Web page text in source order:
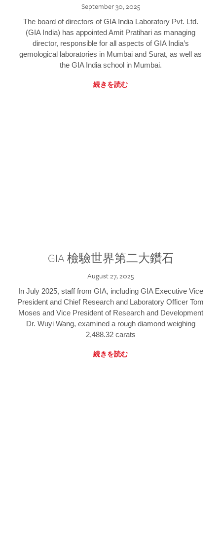
September 30, 2025
The board of directors of GIA India Laboratory Pvt. Ltd.
(GIA India) has appointed Amit Pratihari as managing
director, responsible for all aspects of GIA India’s
gemological laboratories in Mumbai and Surat, as well as
the GIA India school in Mumbai.
続きを読む
GIA 檢驗世界第二大鑽石
August 27, 2025
In July 2025, staff from GIA, including GIA Executive Vice
President and Chief Research and Laboratory Officer Tom
Moses and Vice President of Research and Development
Dr. Wuyi Wang, examined a rough diamond weighing
2,488.32 carats
続きを読む